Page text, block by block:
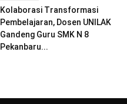
Kolaborasi Transformasi
Pembelajaran, Dosen UNILAK
Gandeng Guru SMK N 8
Pekanbaru...